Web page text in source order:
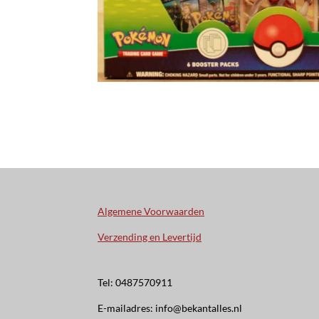
Algemene Voorwaarden
Verzending en Levertijd
Tel: 0487570911
E-mailadres: info@bekantalles.nl